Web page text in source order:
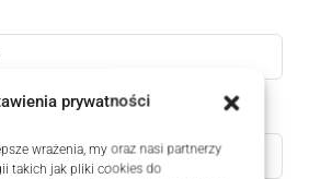
prywatności
wrażenia, my oraz nasi partnerzy
takich jak pliki cookies do